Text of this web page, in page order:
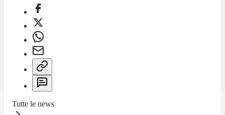
Tutte le news